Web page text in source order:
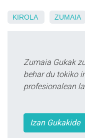
KIROLA ZUMAIA
Zumaia Gukak
behar du tokiko
profesionalean
Izan Gukakide